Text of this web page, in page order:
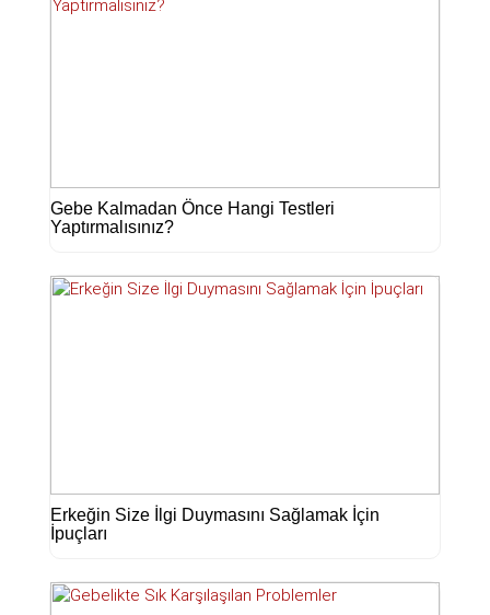
Gebe Kalmadan Önce Hangi Testleri
Yaptırmalısınız?
Erkeğin Size İlgi Duymasını Sağlamak İçin
İpuçları